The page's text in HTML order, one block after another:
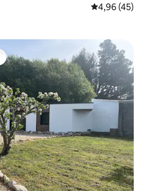
Évaluation
4,96 (45)